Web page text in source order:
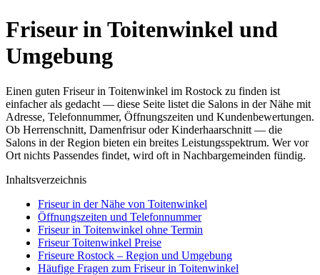
Friseur in Toitenwinkel und
Umgebung
Einen guten Friseur in Toitenwinkel im Rostock zu finden ist
einfacher als gedacht — diese Seite listet die Salons in der Nähe mit
Adresse, Telefonnummer, Öffnungszeiten und Kundenbewertungen.
Ob Herrenschnitt, Damenfrisur oder Kinderhaarschnitt — die
Salons in der Region bieten ein breites Leistungsspektrum. Wer vor
Ort nichts Passendes findet, wird oft in Nachbargemeinden fündig.
Inhaltsverzeichnis
Friseur in der Nähe von Toitenwinkel
Öffnungszeiten und Telefonnummer
Friseur in Toitenwinkel ohne Termin
Friseur Toitenwinkel Preise
Friseure Rostock – Region und Umgebung
Häufige Fragen zum Friseur in Toitenwinkel